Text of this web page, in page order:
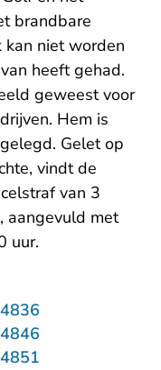
brandbare
kan niet worden
heeft gehad.
geweest voor
Hem is
Gelet op
vindt de
van 3
aangevuld met
uur.